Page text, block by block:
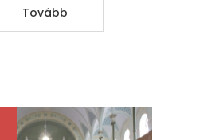
Tovább